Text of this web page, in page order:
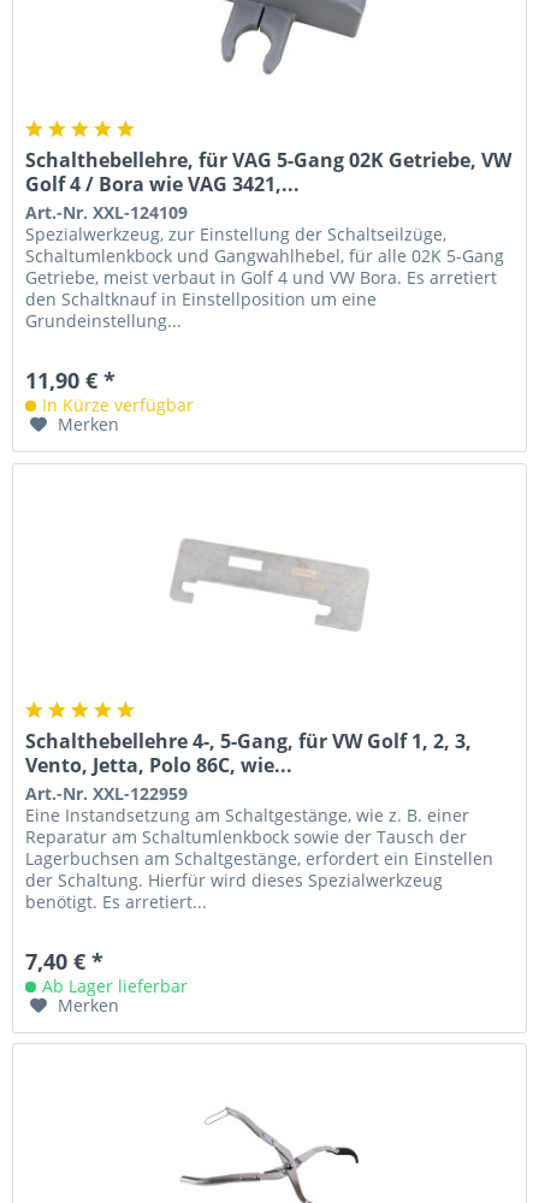
Schalthebellehre, für VAG 5-Gang 02K Getriebe, VW
Golf 4 / Bora wie VAG 3421,...
Art.-Nr. XXL-124109
Spezialwerkzeug, zur Einstellung der Schaltseilzüge,
Schaltumlenkbock und Gangwahlhebel, für alle 02K 5-Gang
Getriebe, meist verbaut in Golf 4 und VW Bora. Es arretiert
den Schaltknauf in Einstellposition um eine
Grundeinstellung...
11,90 € *
In Kürze verfügbar
Merken
Schalthebellehre 4-, 5-Gang, für VW Golf 1, 2, 3,
Vento, Jetta, Polo 86C, wie...
Art.-Nr. XXL-122959
Eine Instandsetzung am Schaltgestänge, wie z. B. einer
Reparatur am Schaltumlenkbock sowie der Tausch der
Lagerbuchsen am Schaltgestänge, erfordert ein Einstellen
der Schaltung. Hierfür wird dieses Spezialwerkzeug
benötigt. Es arretiert...
7,40 € *
Ab Lager lieferbar
Merken